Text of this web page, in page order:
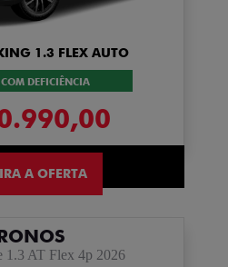
1.3 FLEX AUTO
COM DEFICIÊNCIA
A OFERTA
1.3 AT Flex 4p 2026